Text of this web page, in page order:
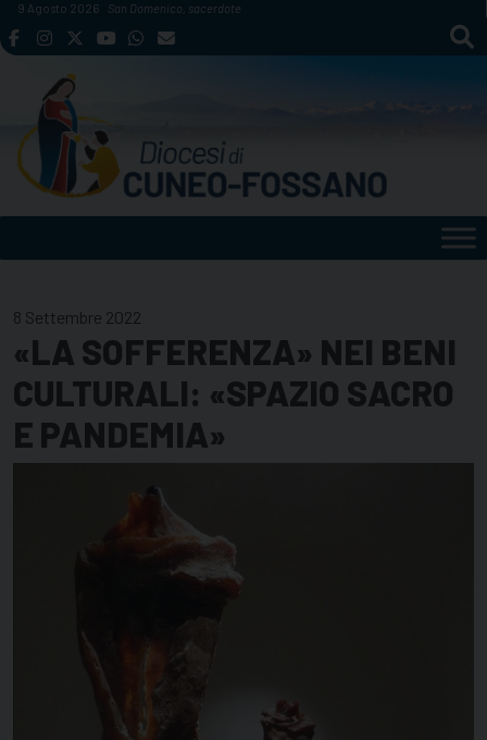
Skip
to
9 Agosto 2026 San Domenico, sacerdote
8 Settembre 2022
«LA SOFFERENZA» NEI BENI
CULTURALI: «SPAZIO SACRO
E PANDEMIA»